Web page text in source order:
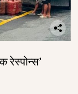
रेस्पोन्स’